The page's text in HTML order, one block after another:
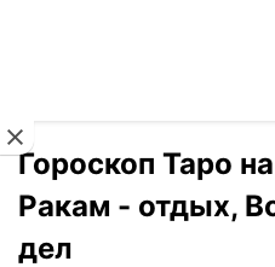
Гороскоп Таро
Ракам - отдых,
дел